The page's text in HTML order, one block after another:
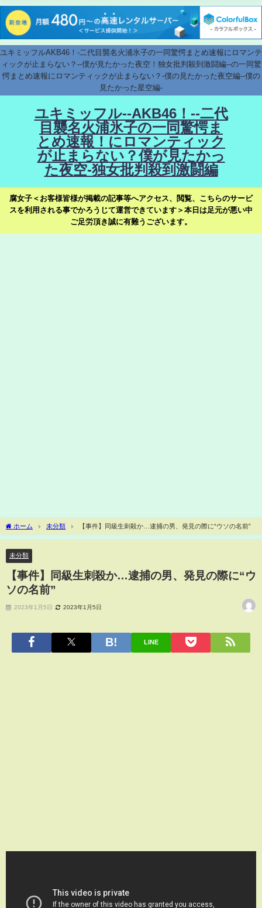
ユキミッフルAKB46！-二代目襲名火浦氷子の一同驚愕まとめ速報にロマンテ
ィックが止まらない？--僕が見たかった夜空！独女批判殺到激闘編--の一同驚
愕まとめ速報にロマンティックが止まらない？-僕の見たかった夜空編--僕の
見たかった星空編-
ユキミッフル--AKB46！--二代
目襲名火浦氷子の一同驚愕ま
とめ速報！にロマンティック
が止まらない？僕が見たかっ
た夜空-独女批判殺到激闘編
腐女子＜お客様皆様が掲載の記事等へアクセス、閲覧、こちらのサービ
スを利用される事でかろうじて運営できています＞本日は足元が悪い中
ご足労頂き誠に有難うございます。
ホーム 未分類 【事件】同級生刺殺か…逮捕の男、発見の際に“ウソの名前”
未分類
【事件】同級生刺殺か…逮捕の男、発見の際に“ウ
ソの名前”
2023年1月5日 2023年1月5日
LINE